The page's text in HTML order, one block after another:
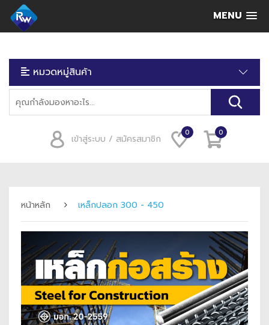
MENU
หมวดหมู่สินค้า
เข้าสู่ระบบ / สมัครสมาชิก
0 0
หน้าหลัก เหล็กปลอก 300 - 450